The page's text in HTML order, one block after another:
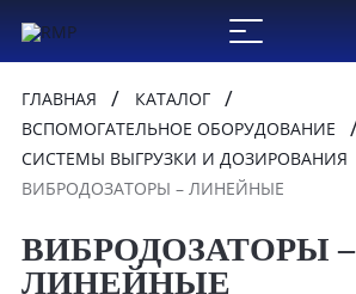
ГЛАВНАЯ
КАТАЛОГ
ВСПОМОГАТЕЛЬНОЕ ОБОРУДОВАНИЕ
СИСТЕМЫ ВЫГРУЗКИ И ДОЗИРОВАНИЯ
ВИБРОДОЗАТОРЫ – ЛИНЕЙНЫЕ
ВИБРОДОЗАТОРЫ –
ЛИНЕЙНЫЕ